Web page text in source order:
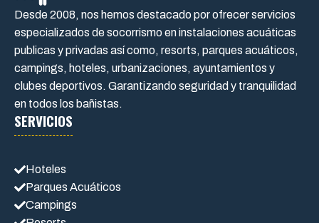
Desde 2008, nos hemos destacado por ofrecer servicios
especializados de socorrismo en instalaciones acuáticas
publicas y privadas así como, resorts, parques acuáticos,
campings, hoteles, urbanizaciones, ayuntamientos y
clubes deportivos. Garantizando seguridad y tranquilidad
en todos los bañistas.
SERVICIOS
Hoteles
Parques Acuáticos
Campings